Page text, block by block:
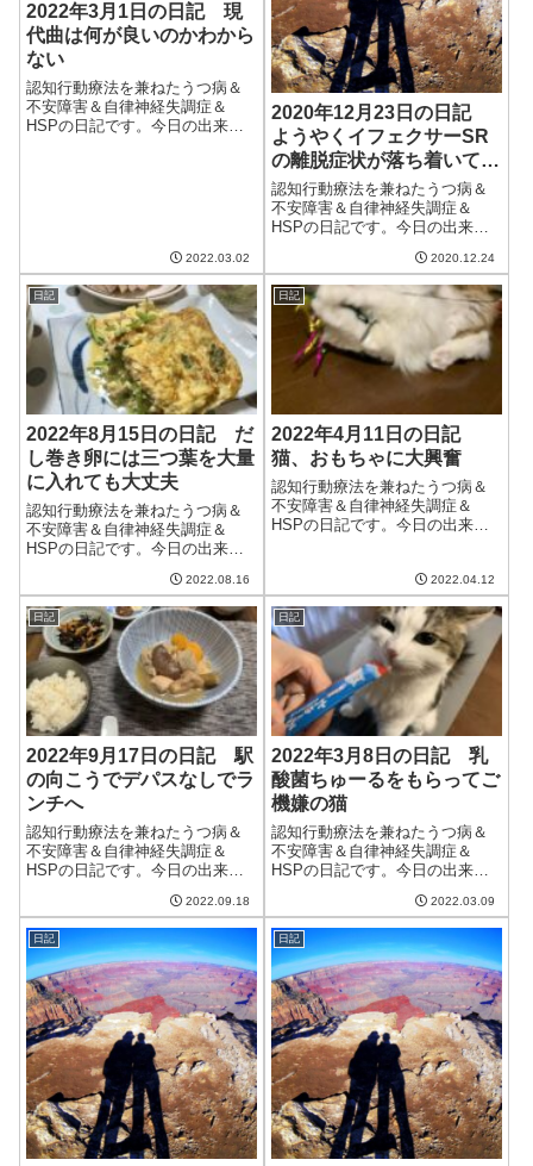
2022年3月1日の日記 現
代曲は何が良いのかわから
ない
認知行動療法を兼ねたうつ病＆
不安障害＆自律神経失調症＆
HSPの日記です。今日の出来事
2022.03.02
2020年12月23日の日記
ようやくイフェクサーSR
の離脱症状が落ち着いてき
た？
認知行動療法を兼ねたうつ病＆
不安障害＆自律神経失調症＆
HSPの日記です。今日の出来事
も寒さが緩んで少し暖かい。年
末年始まではこれくらいの寒さ
が続くようで良かった。今のう
ちに大掃除とか年末年始の準備
を進めておこうか...
2020.12.24
日記
2022年8月15日の日記 だ
し巻き卵には三つ葉を大量
に入れても大丈夫
認知行動療法を兼ねたうつ病＆
不安障害＆自律神経失調症＆
HSPの日記です。今日の出来事
ぐんぐん上がり、夏らしい一日
だった。明日はまた40度くらい
まで上がって危険な暑さらし
い。その後の雨で落ち着くらし
いけど、果たして...
2022.08.16
日記
2022年4月11日の日記
猫、おもちゃに大興奮
認知行動療法を兼ねたうつ病＆
不安障害＆自律神経失調症＆
HSPの日記です。今日の出来事
違う。部屋のエアコンもつけな
くて問題なく、光熱費が削減で
きそう。午前中は仕事。出来高
案件をこなし、ス...
2022.04.12
日記
2022年9月17日の日記 駅
の向こうでデパスなしでラ
ンチへ
認知行動療法を兼ねたうつ病＆
不安障害＆自律神経失調症＆
HSPの日記です。今日の出来事
にだんだんと雨予報が遅くな
り、結局降らずに終了。台風が
遅くなっているのだろうか。今
のところ関東地方直撃ではなさ
そうだけど、雨風は...
2022.09.18
日記
2022年3月8日の日記 乳
酸菌ちゅーるをもらってご
機嫌の猫
認知行動療法を兼ねたうつ病＆
不安障害＆自律神経失調症＆
HSPの日記です。今日の出来事
ったのは良かったけど、肌寒
い。幸い、猫も夫もそれほど体
調を崩さなかったけど、春らし
いといえば春らしいかな。天気
が悪いので猫はちゅ...
2022.03.09
日記 日記